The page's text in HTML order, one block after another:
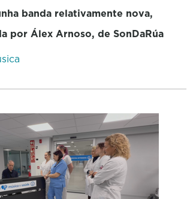
banda relativamente nova,
por Álex Arnoso, de SonDaRúa